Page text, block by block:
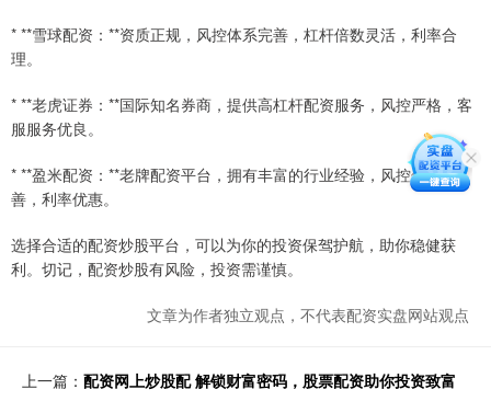
* **雪球配资：**资质正规，风控体系完善，杠杆倍数灵活，利率合
理。
* **老虎证券：**国际知名券商，提供高杠杆配资服务，风控严格，客
服服务优良。
* **盈米配资：**老牌配资平台，拥有丰富的行业经验，风控体系完
善，利率优惠。
选择合适的配资炒股平台，可以为你的投资保驾护航，助你稳健获
利。切记，配资炒股有风险，投资需谨慎。
文章为作者独立观点，不代表配资实盘网站观点
上一篇： 配资网上炒股配 解锁财富密码，股票配资助你投资致富